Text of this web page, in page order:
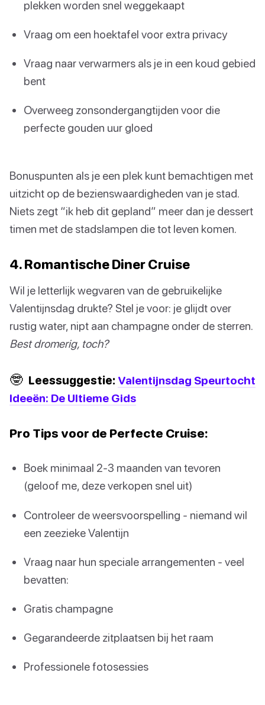
plekken worden snel weggekaapt
Vraag om een hoektafel voor extra privacy
Vraag naar verwarmers als je in een koud gebied
bent
Overweeg zonsondergangtijden voor die
perfecte gouden uur gloed
Bonuspunten als je een plek kunt bemachtigen met
uitzicht op de bezienswaardigheden van je stad.
Niets zegt “ik heb dit gepland” meer dan je dessert
timen met de stadslampen die tot leven komen.
4. Romantische Diner Cruise
Wil je letterlijk wegvaren van de gebruikelijke
Valentijnsdag drukte? Stel je voor: je glijdt over
rustig water, nipt aan champagne onder de sterren.
Best dromerig, toch?
🤓 Leessuggestie: Valentijnsdag Speurtocht
Ideeën: De Ultieme Gids
Pro Tips voor de Perfecte Cruise:
Boek minimaal 2-3 maanden van tevoren
(geloof me, deze verkopen snel uit)
Controleer de weersvoorspelling - niemand wil
een zeezieke Valentijn
Vraag naar hun speciale arrangementen - veel
bevatten:
Gratis champagne
Gegarandeerde zitplaatsen bij het raam
Professionele fotosessies